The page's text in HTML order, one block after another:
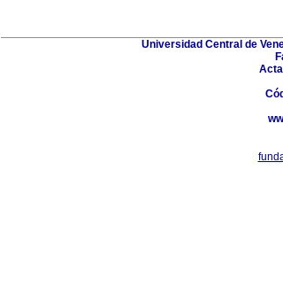
Universidad Central de